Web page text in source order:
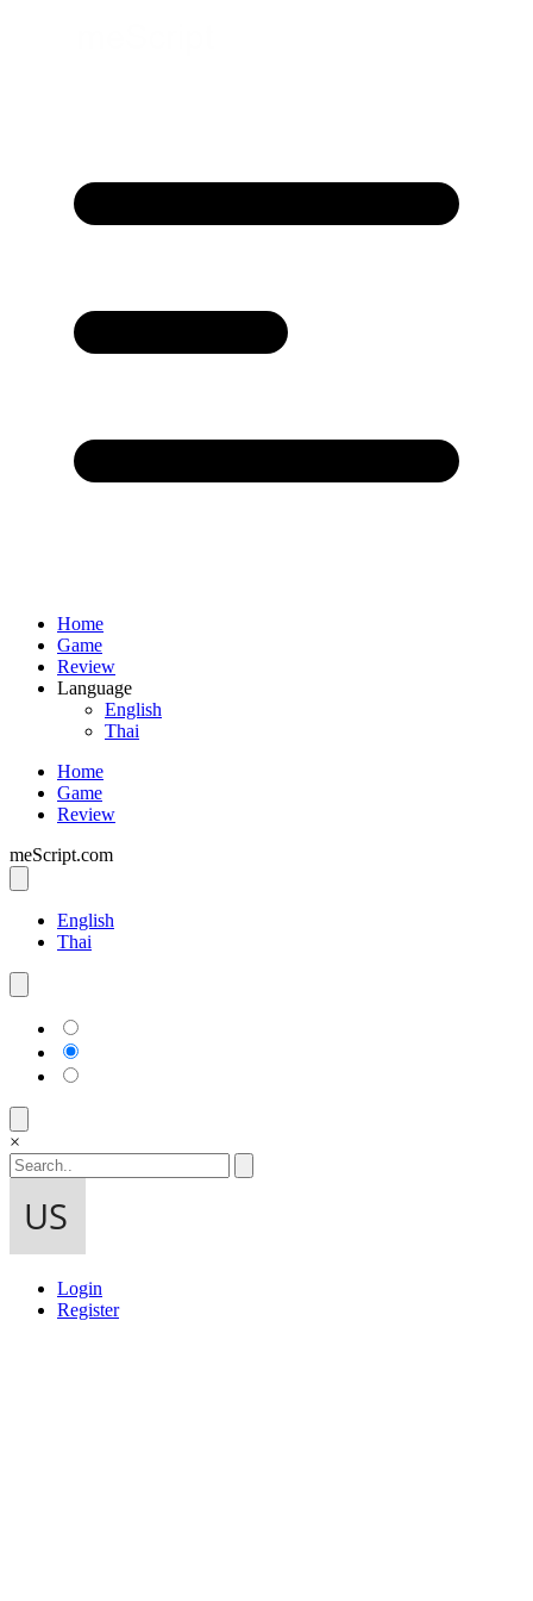
Home
Game
Review
Language
English
Thai
Home
Game
Review
meScript.com
English
Thai
×
Login
Register